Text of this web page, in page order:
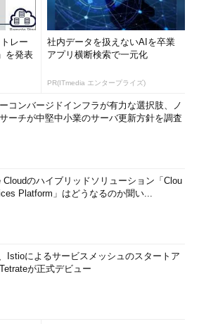
レー
を発表
社内データを扱えないAIを卒業
アプリ横断検索で一元化
PR(ITmedia エンタープライズ)
コンバージドインフラが有力な選択肢、ノ
ーチが中堅中小業のサーバ更新方針を調査
Cloudのハイブリッドソリューション「Clou
Platform」はどうなるのか聞い...
Istioによるサービスメッシュのスタートア
が正式デビュー